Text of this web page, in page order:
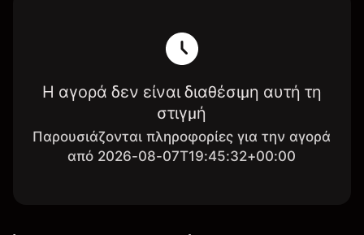
Η αγορά δεν είναι διαθέσιμη αυτή τη
στιγμή
Παρουσιάζονται πληροφορίες για την αγορά
από 2026-08-07T19:45:32+00:00